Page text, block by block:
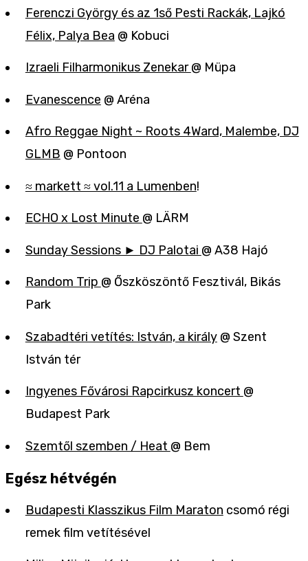
Ferenczi György és az 1ső Pesti Rackák, Lajkó
Félix, Palya Bea @ Kobuci
Izraeli Filharmonikus Zenekar@ Müpa
Evanescence @ Aréna
Afro Reggae Night ~ Roots 4Ward, Malembe, DJ
GLMB @ Pontoon
≈ markett ≈ vol.11 a Lumenben!
ECHO x Lost Minute @ LÄRM
Sunday Sessions ► DJ Palotai @ A38 Hajó
Random Trip @ Őszköszöntő Fesztivál, Bikás
Park
Szabadtéri vetítés: István, a király@ Szent
István tér
Ingyenes Fővárosi Rapcirkusz koncert @
Budapest Park
Szemtől szemben / Heat @ Bem
Egész hétvégén
Budapesti Klasszikus Film Maraton csomó régi
remek film vetítésével